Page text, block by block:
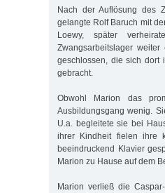
Nach der Auflösung des
gelangte Rolf Baruch mit
Loewy, später
Zwangsarbeitslager
geschlossen, die sich dort
gebracht.
Obwohl Marion das
Ausbildungsgang wenig.
U.a. begleitete sie bei
ihrer Kindheit fielen ihre
beeindruckend Klavier
Marion zu Hause auf dem
Marion verließ die